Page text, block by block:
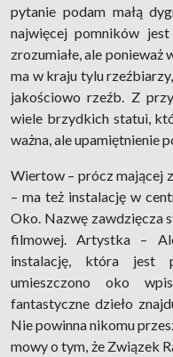
pytanie podam małą
najwięcej pomników
zrozumiałe, ale
ma w kraju tylu
jakościowo rzeźb. Z
wiele brzydkich statui,
ważna, ale upamiętnienie
Wiertow – prócz mającej
– ma też instalację w
Oko. Nazwę zawdzięcza
filmowej. Artystka –
instalację, która jest
umieszczono oko
fantastyczne dzieło
Nie powinna nikomu
mowy o tym, że Związek